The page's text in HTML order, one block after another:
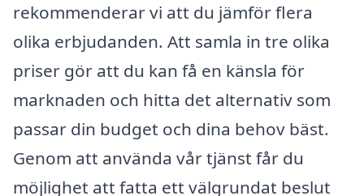
rekommenderar vi att du jämför flera
olika erbjudanden. Att samla in tre olika
priser gör att du kan få en känsla för
marknaden och hitta det alternativ som
passar din budget och dina behov bäst.
Genom att använda vår tjänst får du
möjlighet att fatta ett välgrundat beslut